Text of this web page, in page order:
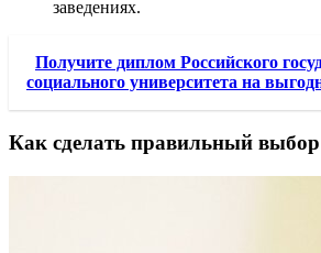
заведениях.
Получите диплом Российского
социального университета на
Как сделать правильный выбор